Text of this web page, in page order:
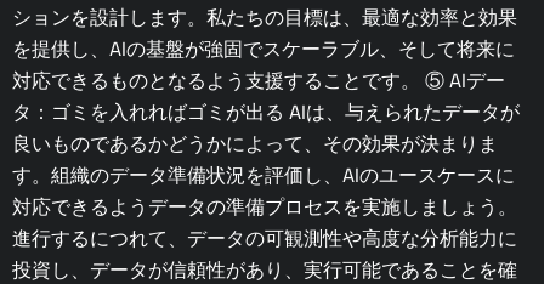
ションを設計します。私たちの目標は、最適な効率と効果
を提供し、AIの基盤が強固でスケーラブル、そして将来に
対応できるものとなるよう支援することです。 ⑤ AIデー
タ：ゴミを入れればゴミが出る AIは、与えられたデータが
良いものであるかどうかによって、その効果が決まりま
す。組織のデータ準備状況を評価し、AIのユースケースに
対応できるようデータの準備プロセスを実施しましょう。
進行するにつれて、データの可観測性や高度な分析能力に
投資し、データが信頼性があり、実行可能であることを確